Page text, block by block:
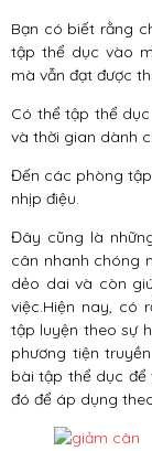
Bạn có biết rằng
tập thể dục vào
mà vẫn đạt được
Có thể tập thể
và thời gian dành
Đến các phòng
nhịp điệu.
Đây cũng là
cân nhanh chóng
dẻo dai và còn
việc.Hiện nay, có
tập luyện theo sự
phương tiện
bài tập thể dục
đó để áp dụng